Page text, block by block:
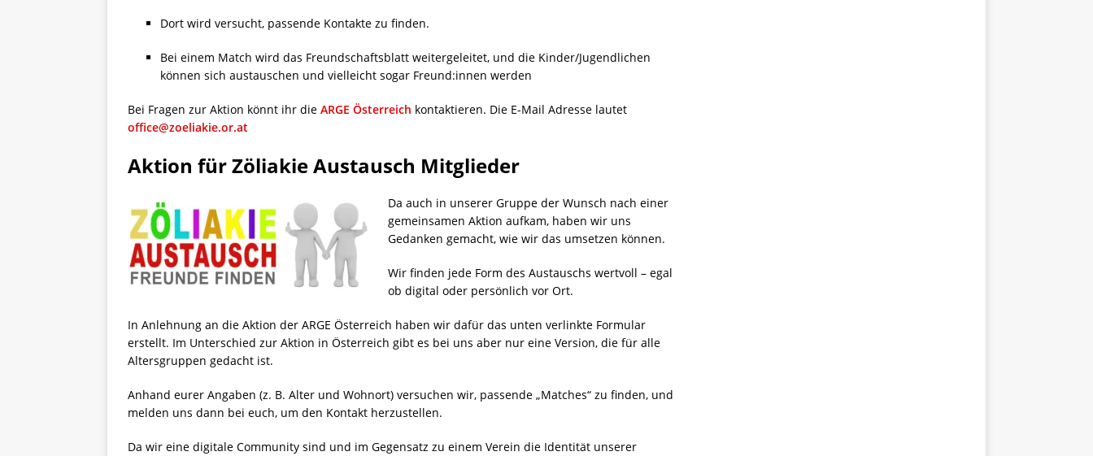
Dort wird versucht, passende Kontakte zu finden.
Bei einem Match wird das Freundschaftsblatt weitergeleitet, und die Kinder/Jugendlichen
können sich austauschen und vielleicht sogar Freund:innen werden
Bei Fragen zur Aktion könnt ihr die ARGE Österreich kontaktieren. Die E-Mail Adresse lautet
office@zoeliakie.or.at
Aktion für Zöliakie Austausch Mitglieder
Da auch in unserer Gruppe der Wunsch nach einer
gemeinsamen Aktion aufkam, haben wir uns
Gedanken gemacht, wie wir das umsetzen können.
Wir finden jede Form des Austauschs wertvoll – egal
ob digital oder persönlich vor Ort.
In Anlehnung an die Aktion der ARGE Österreich haben wir dafür das unten verlinkte Formular
erstellt. Im Unterschied zur Aktion in Österreich gibt es bei uns aber nur eine Version, die für alle
Altersgruppen gedacht ist.
Anhand eurer Angaben (z. B. Alter und Wohnort) versuchen wir, passende „Matches“ zu finden, und
melden uns dann bei euch, um den Kontakt herzustellen.
Da wir eine digitale Community sind und im Gegensatz zu einem Verein die Identität unserer